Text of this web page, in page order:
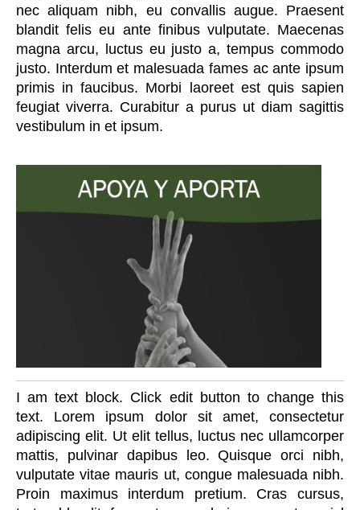
nec aliquam nibh, eu convallis augue. Praesent
blandit felis eu ante finibus vulputate. Maecenas
magna arcu, luctus eu justo a, tempus commodo
justo. Interdum et malesuada fames ac ante ipsum
primis in faucibus. Morbi laoreet est quis sapien
feugiat viverra. Curabitur a purus ut diam sagittis
vestibulum in et ipsum.
I am text block. Click edit button to change this
text. Lorem ipsum dolor sit amet, consectetur
adipiscing elit. Ut elit tellus, luctus nec ullamcorper
mattis, pulvinar dapibus leo. Quisque orci nibh,
vulputate vitae mauris ut, congue malesuada nibh.
Proin maximus interdum pretium. Cras cursus,